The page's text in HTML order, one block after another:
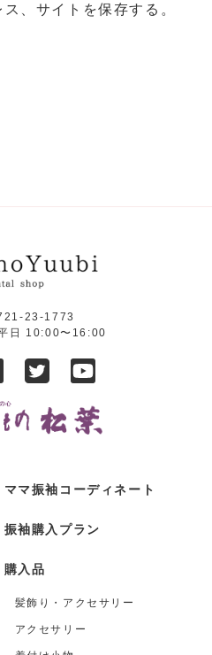
、サイトを保存する。
23-1773
日 10:00〜16:00
ママ振袖コーディネート
振袖購入プラン
購入品
髪飾り・アクセサリー
アクセサリー